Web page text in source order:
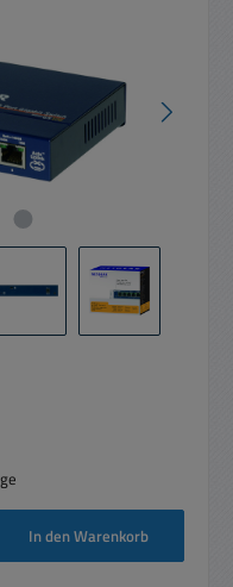
oder benutze die Schaltflächen um
In den Warenkorb